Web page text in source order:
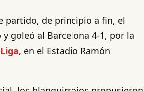
partido, de principio a fin, el
goleó al Barcelona 4-1, por la
, en el Estadio Ramón